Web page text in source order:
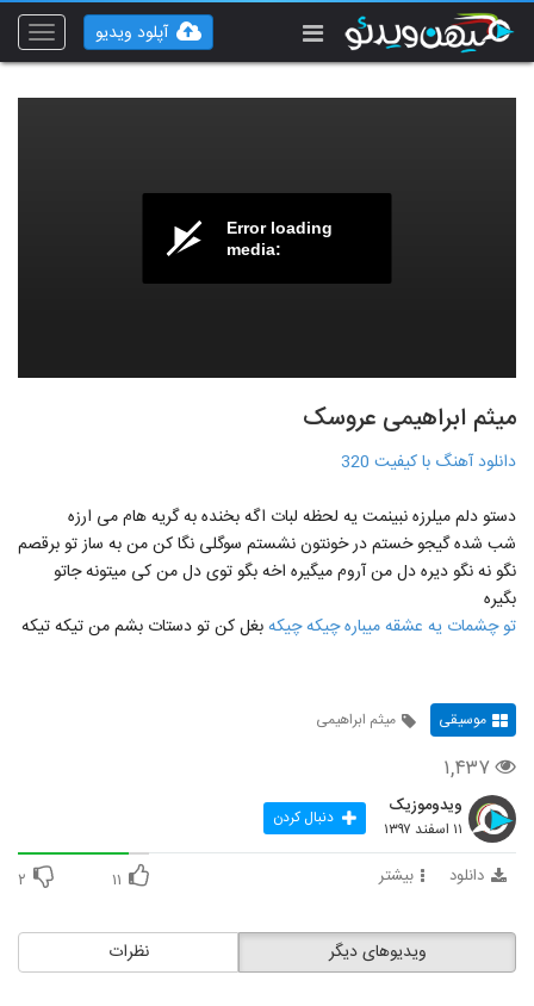
Toggle
آپلود ویدیو
Error loading
media:
میثم ابراهیمی عروسک
دانلود آهنگ با کیفیت 320
دستو دلم میلرزه نبینمت یه لحظه لبات اگه بخنده به گریه هام می ارزه
شب شده گیجو خستم در خونتون نشستم سوگلی نگا کن من به ساز تو برقصم
نگو نه نگو دیره دل من آروم میگیره اخه بگو توی دل من کی میتونه جاتو
بگیره
تو چشمات یه عشقه میباره چیکه چیکهبغل کن تو دستات بشم من تیکه تیکه
موسیقی میثم ابراهیمی
۱,۴۳۷
ویدوموزیک
۱۱ اسفند ۱۳۹۷ دنبال کردن
دانلود بیشتر ۱۱ ۲
نظرات ویدیوهای دیگر